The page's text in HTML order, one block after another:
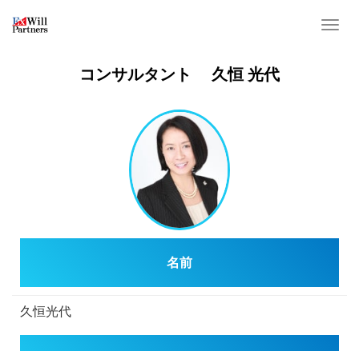
T
i
コンサルタント 久恒 光代
名前
久恒光代